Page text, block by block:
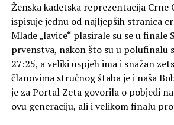
Ženska kadetska reprezentacija Crne
ispisuje jednu od najljepših stranica
Mlade „lavice“ plasirale su se u finale
prvenstva, nakon što su u polufinalu
27:25, a veliki uspjeh ima i snažan
članovima stručnog štaba je i naša
je za Portal Zeta govorila o pobjedi
ovu generaciju, ali i velikom finalu